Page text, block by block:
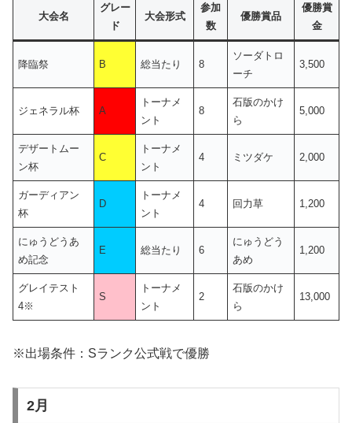
大会名
グレー
ド
大会形式
参加
数
優勝賞品
優勝賞
金
降臨祭 B 総当たり 8
ソーダトロ
ーチ
3,500
ジェネラル杯 A
トーナメ
ント
8
石版のかけ
ら
5,000
デザートムー
ン杯
C
トーナメ
ント
4 ミツダケ 2,000
ガーディアン
杯
D
トーナメ
ント
4 回力草 1,200
にゅうどうあ
め記念
E 総当たり 6
にゅうどう
あめ
1,200
グレイテスト
4※
S
トーナメ
ント
2
石版のかけ
ら
13,000
※出場条件：Sランク公式戦で優勝
2月